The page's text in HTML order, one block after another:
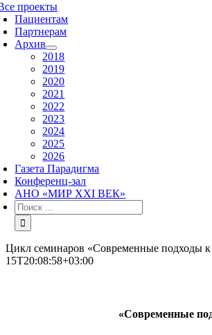
проекты
Пациентам
Партнерам
Архив
2018
2019
2020
2021
2022
2023
2024
2025
2026
Газета Парадигма
Конференц-зал
АНО «МИР XXI ВЕК»
Результат
поиска:
Цикл семинаров «Современные подходы к
15T20:08:58+03:00
«Современные